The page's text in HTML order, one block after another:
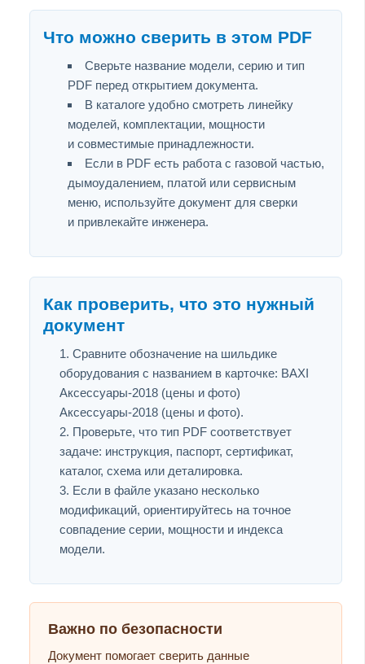
Что можно сверить в этом PDF
Сверьте название модели, серию и тип
PDF перед открытием документа.
В каталоге удобно смотреть линейку
моделей, комплектации, мощности
и совместимые принадлежности.
Если в PDF есть работа с газовой частью,
дымоудалением, платой или сервисным
меню, используйте документ для сверки
и привлекайте инженера.
Как проверить, что это нужный
документ
Сравните обозначение на шильдике
оборудования с названием в карточке: BAXI
Аксессуары-2018 (цены и фото)
Аксессуары-2018 (цены и фото).
Проверьте, что тип PDF соответствует
задаче: инструкция, паспорт, сертификат,
каталог, схема или деталировка.
Если в файле указано несколько
модификаций, ориентируйтесь на точное
совпадение серии, мощности и индекса
модели.
Важно по безопасности
Документ помогает сверить данные